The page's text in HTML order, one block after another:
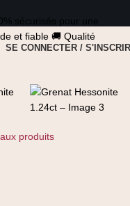
sécurisés pour une
et fiable 🚚 Qualité
SE CONNECTER /
produits